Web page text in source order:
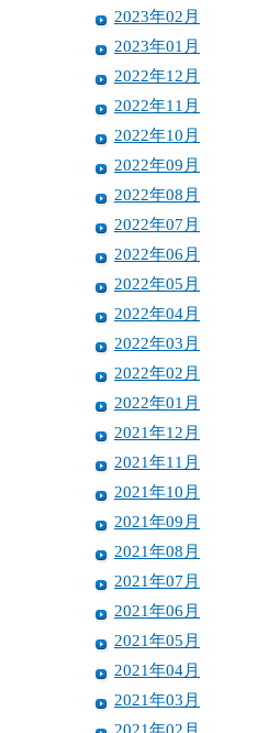
2023年02月
2023年01月
2022年12月
2022年11月
2022年10月
2022年09月
2022年08月
2022年07月
2022年06月
2022年05月
2022年04月
2022年03月
2022年02月
2022年01月
2021年12月
2021年11月
2021年10月
2021年09月
2021年08月
2021年07月
2021年06月
2021年05月
2021年04月
2021年03月
2021年02月